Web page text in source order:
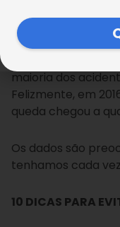
envolvendo
Em 2015, houve
maioria dos
Felizmente, em
queda chegou a
Os dados são
tenhamos cada
10 DICAS PARA